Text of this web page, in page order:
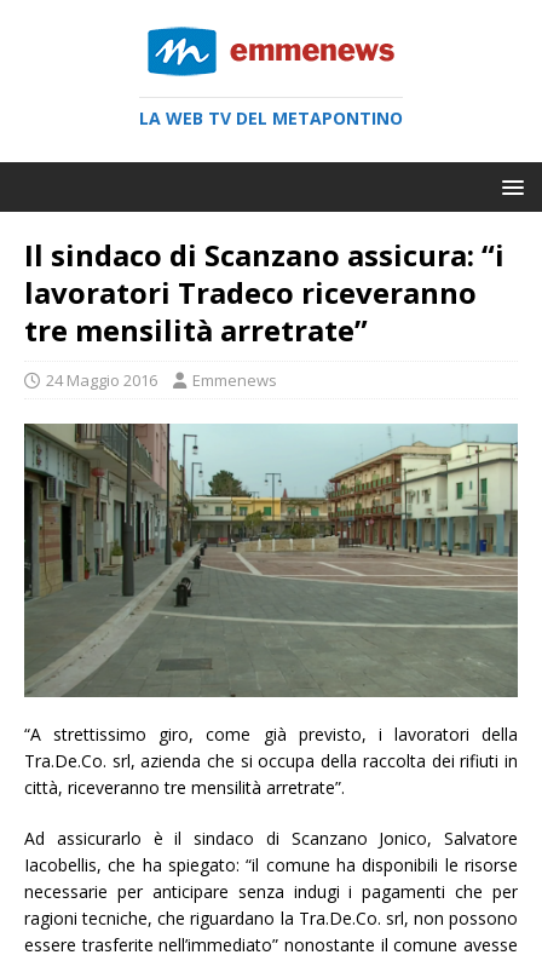
LA WEB TV DEL METAPONTINO
Il sindaco di Scanzano assicura: “i
lavoratori Tradeco riceveranno
tre mensilità arretrate”
24 Maggio 2016 Emmenews
“A strettissimo giro, come già previsto, i lavoratori della
Tra.De.Co. srl, azienda che si occupa della raccolta dei rifiuti in
città, riceveranno tre mensilità arretrate”.
Ad assicurarlo è il sindaco di Scanzano Jonico, Salvatore
Iacobellis, che ha spiegato: “il comune ha disponibili le risorse
necessarie per anticipare senza indugi i pagamenti che per
ragioni tecniche, che riguardano la Tra.De.Co. srl, non possono
essere trasferite nell’immediato” nonostante il comune avesse